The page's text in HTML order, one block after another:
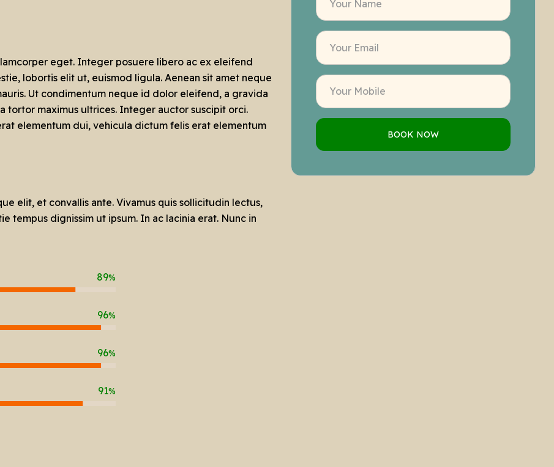
eget. Integer posuere libero ac ex eleifend
lobortis elit ut, euismod ligula. Aenean sit amet neque
Ut condimentum neque id dolor eleifend, a gravida
tortor maximus ultrices. Integer auctor suscipit orci.
elementum dui, vehicula dictum felis erat elementum
elit, et convallis ante. Vivamus quis sollicitudin lectus,
tempus dignissim ut ipsum. In ac lacinia erat. Nunc in
89%
96%
96%
91%